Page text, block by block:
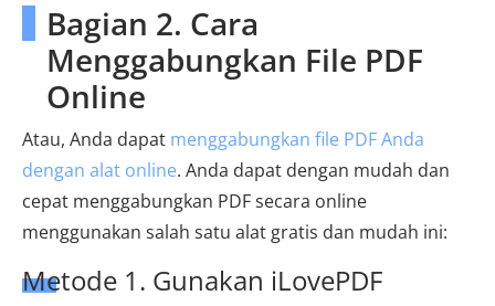
Bagian 2. Cara
Menggabungkan File PDF
Online
Atau, Anda dapat menggabungkan file PDF Anda
dengan alat online. Anda dapat dengan mudah dan
cepat menggabungkan PDF secara online
menggunakan salah satu alat gratis dan mudah ini:
Metode 1. Gunakan iLovePDF